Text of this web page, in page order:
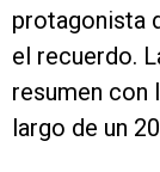
protagonista
el recuerdo.
resumen con
largo de un